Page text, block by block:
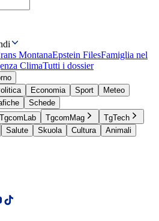
MontanaEpstein FilesFamiglia nel
ClimaTutti i dossier
Economia Sport
Meteo
Schede
TgcomLab TgcomMag
TgTech
Salute Skuola Cultura
Animali